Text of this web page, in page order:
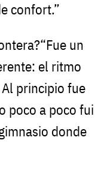
confort.”
un
el ritmo
principio fue
poco a poco fui
donde